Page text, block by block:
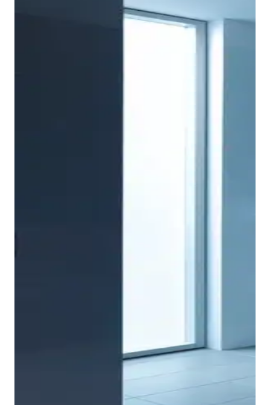
La ligereza y la sencillez también predominan en el